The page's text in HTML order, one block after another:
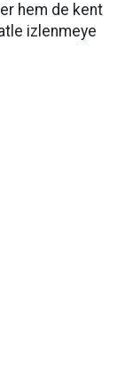
hem de kent
izlenmeye